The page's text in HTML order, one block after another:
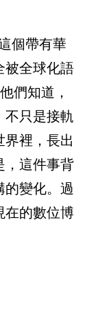
個帶有華
被全球化語
們知道，
不只是接軌
裡，長出
，這件事背
的變化。過
在的數位博